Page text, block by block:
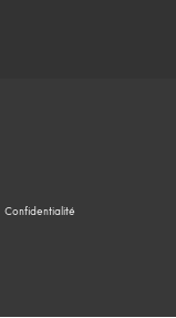
Confidentialité